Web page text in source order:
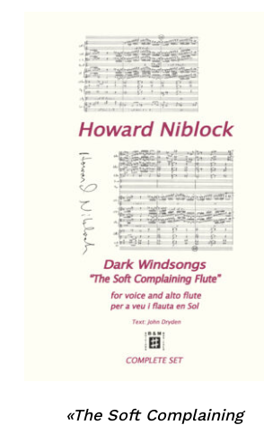
«The Soft Complaining